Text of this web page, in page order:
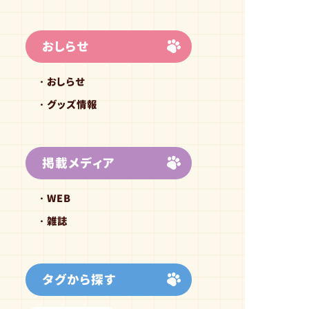
おしらせ
おしらせ
グッズ情報
掲載メディア
WEB
雑誌
タグから探す